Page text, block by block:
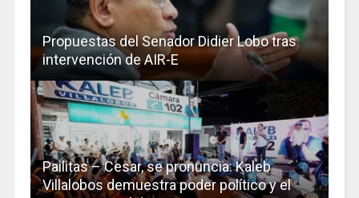
Propuestas del Senador Didier Lobo tras
intervención de AIR-E
Pailitas – Cesar, se pronuncia: Kaleb
Villalobos demuestra poder político y el